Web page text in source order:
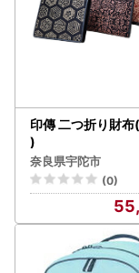
印傳 二つ折り財布
)
奈良県宇陀市
(0)